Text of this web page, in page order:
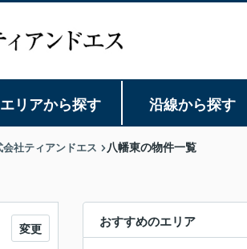
エリアから探す 沿線から探す
社ティアンドエス 八幡東の物件一覧
おすすめのエリア
変更